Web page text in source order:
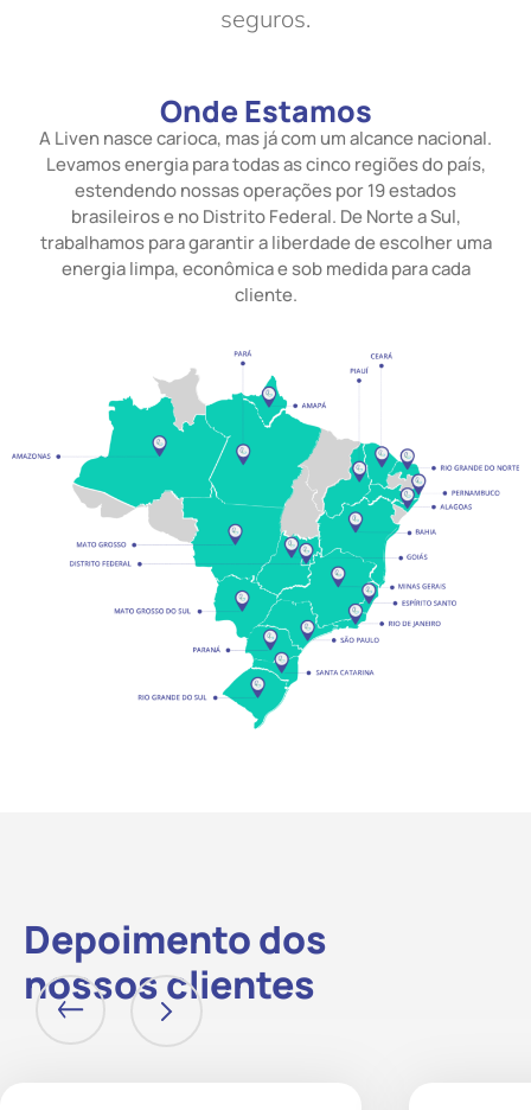
seguros.
Onde Estamos
A Liven nasce carioca, mas já com um alcance nacional.
Levamos energia para todas as cinco regiões do país,
estendendo nossas operações por 19 estados
brasileiros e no Distrito Federal. De Norte a Sul,
trabalhamos para garantir a liberdade de escolher uma
energia limpa, econômica e sob medida para cada
cliente.
Depoimento dos
nossos clientes